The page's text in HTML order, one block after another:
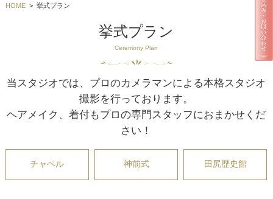
HOME> 挙式プラン
挙式プラン
Ceremony Plan
当スタジオでは、プロのカメラマンによる本格スタジオ
撮影を行っております。
ヘアメイク、着付もプロの専門スタッフにおまかせくだ
さい！
チャペル 神前式 田尻歴史館